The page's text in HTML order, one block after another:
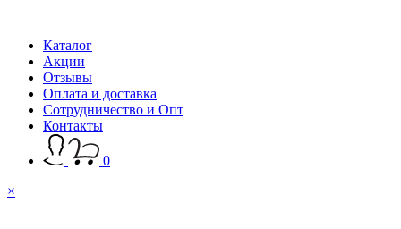
Каталог
Акции
Отзывы
Оплата и доставка
Сотрудничество и Опт
Контакты
0
×